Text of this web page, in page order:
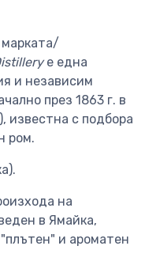
е една
и независим
през 1863 г. в
известна с подбора
ром.
на
в Ямайка,
и ароматен